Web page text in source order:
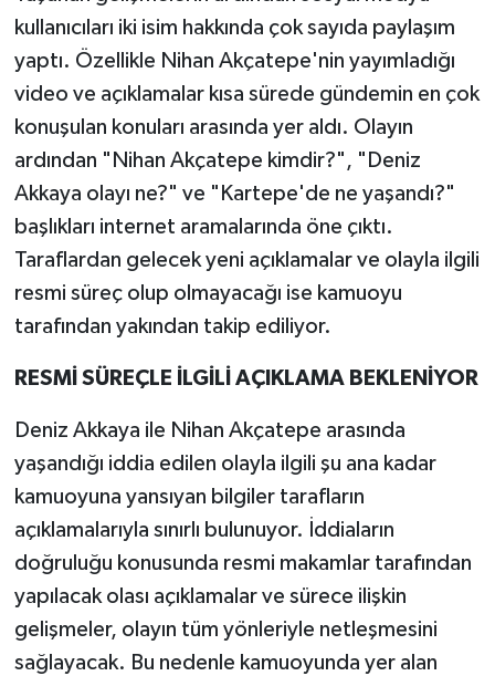
kullanıcıları iki isim hakkında çok sayıda paylaşım
yaptı. Özellikle Nihan Akçatepe'nin yayımladığı
video ve açıklamalar kısa sürede gündemin en çok
konuşulan konuları arasında yer aldı. Olayın
ardından "Nihan Akçatepe kimdir?", "Deniz
Akkaya olayı ne?" ve "Kartepe'de ne yaşandı?"
başlıkları internet aramalarında öne çıktı.
Taraflardan gelecek yeni açıklamalar ve olayla ilgili
resmi süreç olup olmayacağı ise kamuoyu
tarafından yakından takip ediliyor.
RESMİ SÜREÇLE İLGİLİ AÇIKLAMA BEKLENİYOR
Deniz Akkaya ile Nihan Akçatepe arasında
yaşandığı iddia edilen olayla ilgili şu ana kadar
kamuoyuna yansıyan bilgiler tarafların
açıklamalarıyla sınırlı bulunuyor. İddiaların
doğruluğu konusunda resmi makamlar tarafından
yapılacak olası açıklamalar ve sürece ilişkin
gelişmeler, olayın tüm yönleriyle netleşmesini
sağlayacak. Bu nedenle kamuoyunda yer alan